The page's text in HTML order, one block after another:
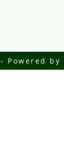
- Powered by